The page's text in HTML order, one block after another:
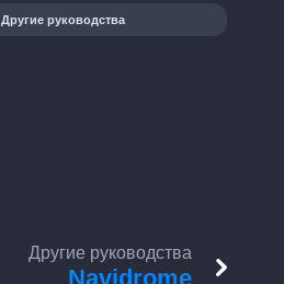
Другие руководства
Другие руководства
Navidrome